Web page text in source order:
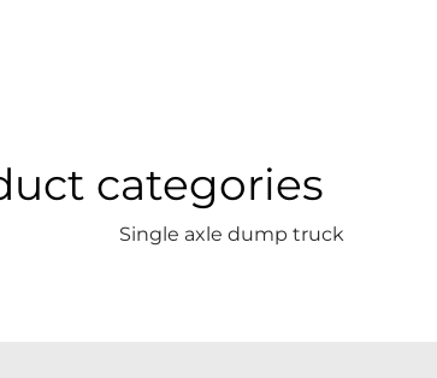
categories
Single axle dump truck